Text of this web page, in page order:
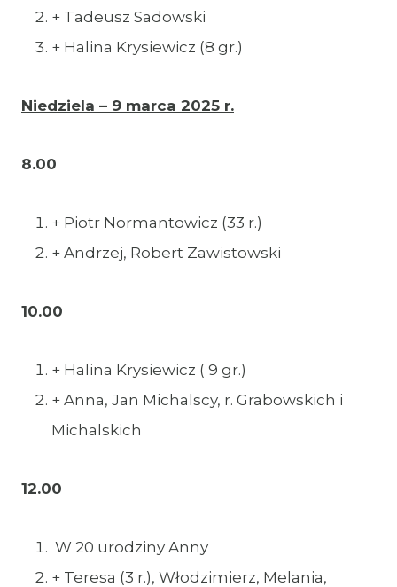
+ Tadeusz Sadowski
+ Halina Krysiewicz (8 gr.)
Niedziela – 9 marca 2025 r.
8.00
+ Piotr Normantowicz (33 r.)
+ Andrzej, Robert Zawistowski
10.00
+ Halina Krysiewicz ( 9 gr.)
+ Anna, Jan Michalscy, r. Grabowskich i
Michalskich
12.00
W 20 urodziny Anny
+ Teresa (3 r.), Włodzimierz, Melania,